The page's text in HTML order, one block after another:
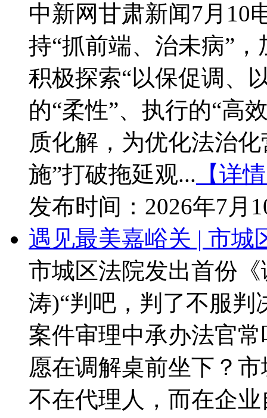
中新网甘肃新闻7月10
持“抓前端、治未病”
积极探索“以保促调、
的“柔性”、执行的“高
质化解，为优化法治
施”打破拖延观... 【详
发布时间： 2026年7月
遇见最美嘉峪关 | 市城
市城区法院发出首份
涛)“判吧，判了不服
案件审理中承办法官
愿在调解桌前坐下？
不在代理人，而在企